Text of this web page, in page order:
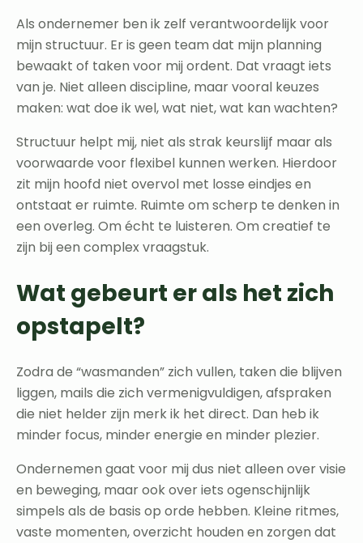
Als ondernemer ben ik zelf verantwoordelijk voor
mijn structuur. Er is geen team dat mijn planning
bewaakt of taken voor mij ordent. Dat vraagt iets
van je. Niet alleen discipline, maar vooral keuzes
maken: wat doe ik wel, wat niet, wat kan wachten?
Structuur helpt mij, niet als strak keurslijf maar als
voorwaarde voor flexibel kunnen werken. Hierdoor
zit mijn hoofd niet overvol met losse eindjes en
ontstaat er ruimte. Ruimte om scherp te denken in
een overleg. Om écht te luisteren. Om creatief te
zijn bij een complex vraagstuk.
Wat gebeurt er als het zich
opstapelt?
Zodra de “wasmanden” zich vullen, taken die blijven
liggen, mails die zich vermenigvuldigen, afspraken
die niet helder zijn merk ik het direct. Dan heb ik
minder focus, minder energie en minder plezier.
Ondernemen gaat voor mij dus niet alleen over visie
en beweging, maar ook over iets ogenschijnlijk
simpels als de basis op orde hebben. Kleine ritmes,
vaste momenten, overzicht houden en zorgen dat